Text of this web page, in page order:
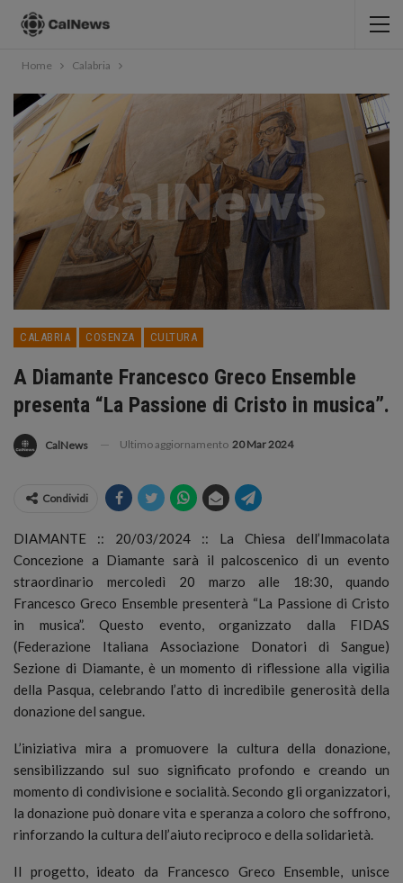
Home Calabria
CALABRIA COSENZA CULTURA
A Diamante Francesco Greco Ensemble
presenta “La Passione di Cristo in musica”.
CalNews Ultimo aggiornamento 20 Mar 2024
Condividi
DIAMANTE :: 20/03/2024 :: La Chiesa dell’Immacolata
Concezione a Diamante sarà il palcoscenico di un evento
straordinario mercoledì 20 marzo alle 18:30, quando
Francesco Greco Ensemble presenterà “La Passione di Cristo
in musica”. Questo evento, organizzato dalla FIDAS
(Federazione Italiana Associazione Donatori di Sangue)
Sezione di Diamante, è un momento di riflessione alla vigilia
della Pasqua, celebrando l’atto di incredibile generosità della
donazione del sangue.
L’iniziativa mira a promuovere la cultura della donazione,
sensibilizzando sul suo significato profondo e creando un
momento di condivisione e socialità. Secondo gli organizzatori,
la donazione può donare vita e speranza a coloro che soffrono,
rinforzando la cultura dell’aiuto reciproco e della solidarietà.
Il progetto, ideato da Francesco Greco Ensemble, unisce